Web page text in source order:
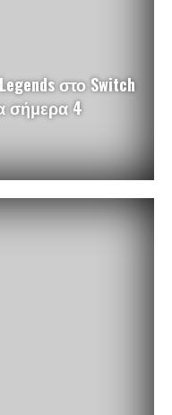
στο Switch
σήμερα 4